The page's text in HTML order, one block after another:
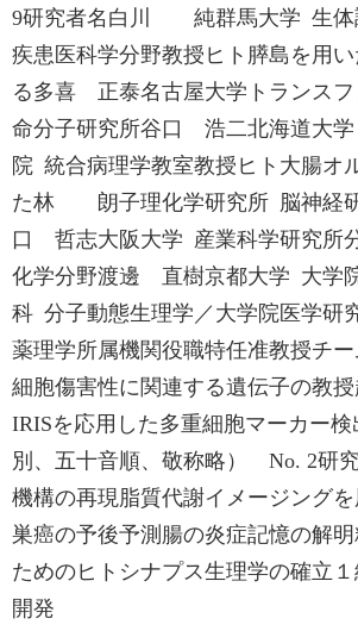
9研究者名白川 純群馬大学 生体
疾患医科学分野教授ヒト膵島を用
る多喜 正泰名古屋大学トランスフ
命分子研究所谷口 浩二北海道大
院 統合病理学教室教授ヒト大腸オ
た林 朗子理化学研究所 脳神経
口 哲志大阪大学 産業科学研究所
化学分野渡邊 直樹京都大学 大学
科 分子動態生理学／大学院医学研
薬理学所属機関役職特任准教授チ
細胞傷害性に関連する遺伝子の教
IRISを応用した多重細胞マーカー検
別、五十音順、敬称略） No. 2研
機構の再現脂質代謝イメージング
巣癌の予後予測腸の炎症記憶の解
ためのヒトシナプス生理学の確立
開発